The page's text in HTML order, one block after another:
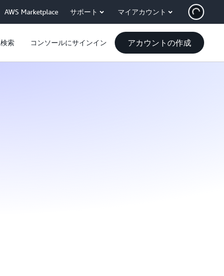
AWS Marketplace サポート マイアカウント
検索 コンソールにサインイン アカウントの作成